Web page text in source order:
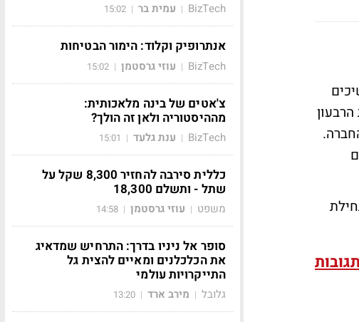
זאת לאחר שמניית סנטינל-וואן ירדה ב-5% מתחילת
BizTech
| עמית בר |
15:02
אנתרופיק וקלוד: הימור הבטיחות
BizTech
| עוזי גרסטמן |
15:02
צ'אטים של בינה מלאכותית:
מההיסטוריה ולאן זה הולך?
BizTech
| ענת גלעד |
15:01
כללית סירבה להחזיר 8,300 שקל על
שתל - ותשלם 18,300
משפט | עוזי גרסטמן |
14:58
סופר אל ניניו בדרך: התרחיש שמדאיג
את הכלכלנים ומאיים להצית גל
התייקרויות עולמי
גלובל | מירב ארד |
13:20